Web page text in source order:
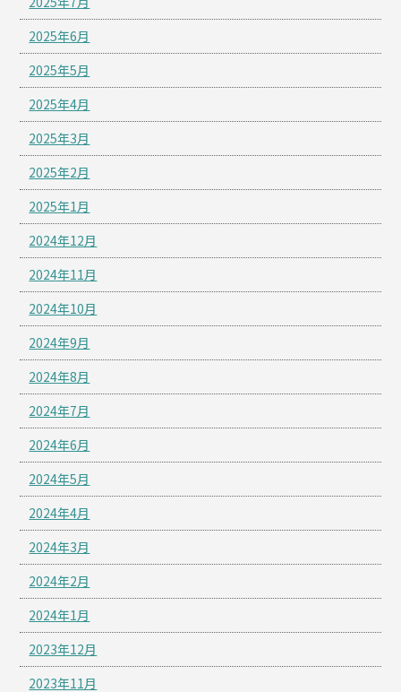
2025年6月
2025年5月
2025年4月
2025年3月
2025年2月
2025年1月
2024年12月
2024年11月
2024年10月
2024年9月
2024年8月
2024年7月
2024年6月
2024年5月
2024年4月
2024年3月
2024年2月
2024年1月
2023年12月
2023年11月